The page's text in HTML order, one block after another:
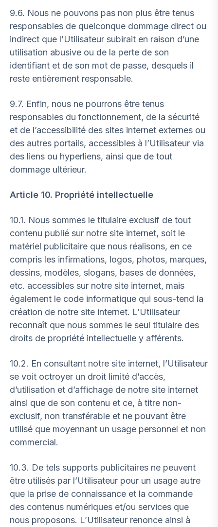
9.6. Nous ne pouvons pas non plus être tenus
responsables de quelconque dommage direct ou
indirect que l’Utilisateur subirait en raison d’une
utilisation abusive ou de la perte de son
identifiant et de son mot de passe, desquels il
reste entièrement responsable.
9.7. Enfin, nous ne pourrons être tenus
responsables du fonctionnement, de la sécurité
et de l’accessibilité des sites internet externes ou
des autres portails, accessibles à l’Utilisateur via
des liens ou hyperliens, ainsi que de tout
dommage ultérieur.
Article 10. Propriété intellectuelle
10.1. Nous sommes le titulaire exclusif de tout
contenu publié sur notre site internet, soit le
matériel publicitaire que nous réalisons, en ce
compris les infirmations, logos, photos, marques,
dessins, modèles, slogans, bases de données,
etc. accessibles sur notre site internet, mais
également le code informatique qui sous-tend la
création de notre site internet. L’Utilisateur
reconnaît que nous sommes le seul titulaire des
droits de propriété intellectuelle y afférents.
10.2. En consultant notre site internet, l’Utilisateur
se voit octroyer un droit limité d’accès,
d’utilisation et d’affichage de notre site internet
ainsi que de son contenu et ce, à titre non-
exclusif, non transférable et ne pouvant être
utilisé que moyennant un usage personnel et non
commercial.
10.3. De tels supports publicitaires ne peuvent
être utilisés par l’Utilisateur pour un usage autre
que la prise de connaissance et la commande
des contenus numériques et/ou services que
nous proposons. L’Utilisateur renonce ainsi à